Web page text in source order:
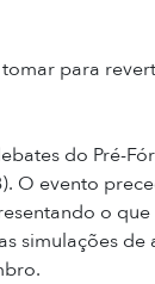
para
do Pré-
O evento
o
simulações de